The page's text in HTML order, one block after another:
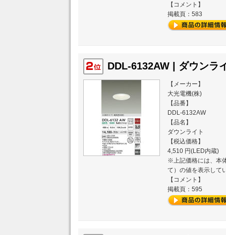
最新（2026年01月）のランキ
最新（2025年11月）のランキ
最新（2025年10月）のランキ
最新（2025年09月）のランキ
最新（2025年08月）のランキ
最新（2025年07月）のランキ
【コメント】
掲載頁：583
DDL-6132AW | ダウンラ
【メーカー】
大光電機(株)
【品番】
DDL-6132AW
【品名】
ダウンライト
【税込価格】
4,510 円(LED内蔵)
※上記価格には、本
て）の値を表示して
【コメント】
掲載頁：595